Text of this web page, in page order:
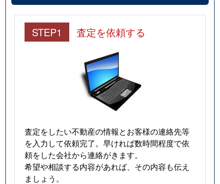
STEP1 査定を依頼する
査定をしたい不動産の情報とお客様の連絡先等
を入力して依頼完了。早ければ数時間程度で依
頼をした会社から連絡がきます。
希望や相談する内容があれば、その内容も伝え
ましょう。